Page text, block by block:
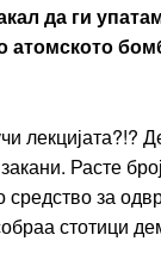
да ги
атомското
лекцијата?!?
Расте
средство за
стотици